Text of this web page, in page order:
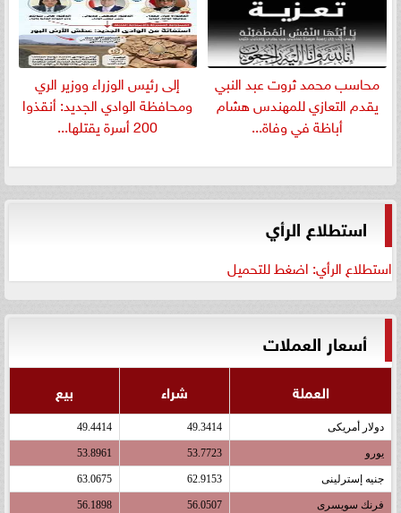
​محاسب محمد ثروت عبد النبي
يقدم التعازي للمهندس هشام
أباظة في وفاة...
إلى رئيس الوزراء ووزير الري
ومحافظة الوادي الجديد: أنقذوا
200 أسرة يقتلها...
استطلاع الرأي
استطلاع الرأي: اضغط للتحميل
أسعار العملات
العملة شراء بيع
دولار أمريكى 49.3414
49.4414
يورو 53.7723
53.8961
جنيه إسترلينى 62.9153
63.0675
فرنك سويسرى 56.0507
56.1898